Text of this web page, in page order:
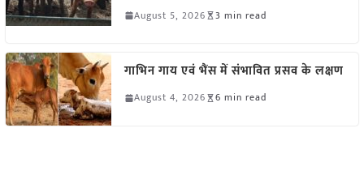
August 5, 2026 3 min read
गाभिन गाय एवं भैंस में संभावित प्रसव के लक्षण
August 4, 2026 6 min read